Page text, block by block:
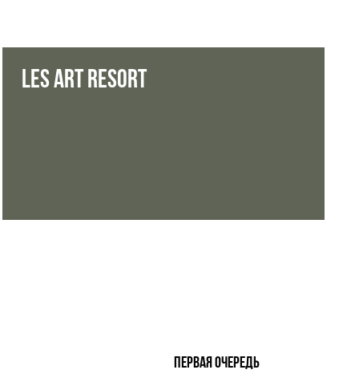
Первая очередь
Les art resort